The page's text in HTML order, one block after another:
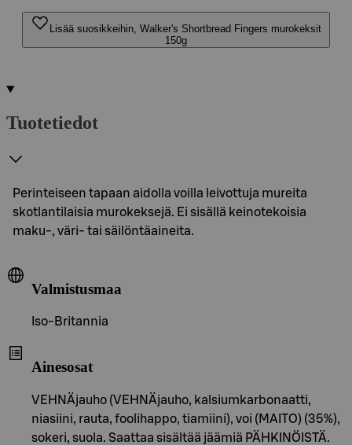
Lisää suosikkeihin, Walker's Shortbread Fingers murokeksit
150g
Tuotetiedot
Perinteiseen tapaan aidolla voilla leivottuja mureita
skotlantilaisia murokeksejä. Ei sisällä keinotekoisia
maku-, väri- tai säilöntäaineita.
Valmistusmaa
Iso-Britannia
Ainesosat
VEHNÄjauho (VEHNÄjauho, kalsiumkarbonaatti,
niasiini, rauta, foolihappo, tiamiini), voi (MAITO) (35%),
sokeri, suola. Saattaa sisältää jäämiä PÄHKINÖISTÄ.